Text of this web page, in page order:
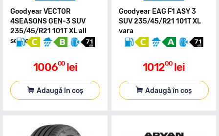
Goodyear VECTOR
4SEASONS GEN-3 SUV
235/45/R21 101T XL all
season
100600 lei
Adaugă în coș
Goodyear EAG F1 ASY 3
SUV 235/45/R21 101T XL
vara
101200 lei
Adaugă în coș